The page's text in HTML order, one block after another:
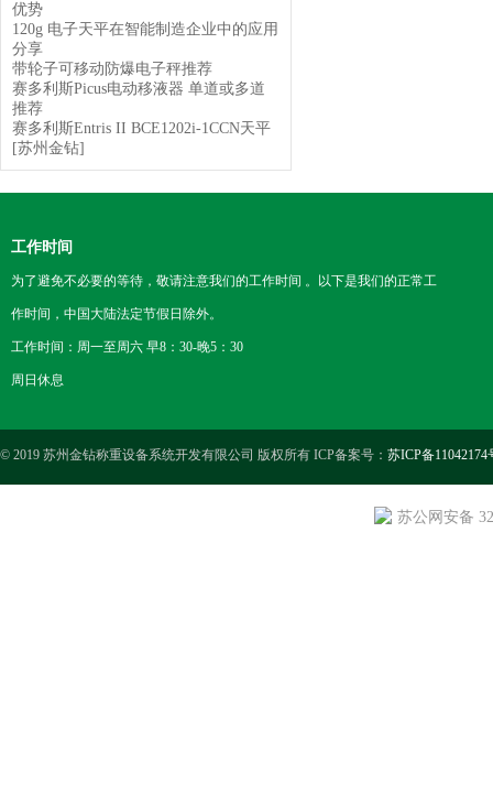
优势
120g 电子天平在智能制造企业中的应用
分享
带轮子可移动防爆电子秤推荐
赛多利斯Picus电动移液器 单道或多道
推荐
赛多利斯Entris II BCE1202i-1CCN天平
[苏州金钻]
工作时间
为了避免不必要的等待，敬请注意我们的工作时间 。以下是我们的正常工
作时间，中国大陆法定节假日除外。
工作时间：周一至周六 早8：30-晚5：30
周日休息
© 2019 苏州金钻称重设备系统开发有限公司 版权所有 ICP备案号： 苏ICP备11042174
苏公网安备